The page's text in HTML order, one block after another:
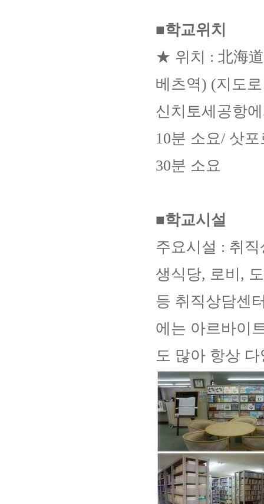
■학교위치
★ 위치 : 北海
베츠역) (지도
신치토세공항
10분 소요/ 삿
30분 소요
■학교시설
주요시설 : 취
생식당, 로비,
등 취직상담센
에는 아르바이
도 많아 항상